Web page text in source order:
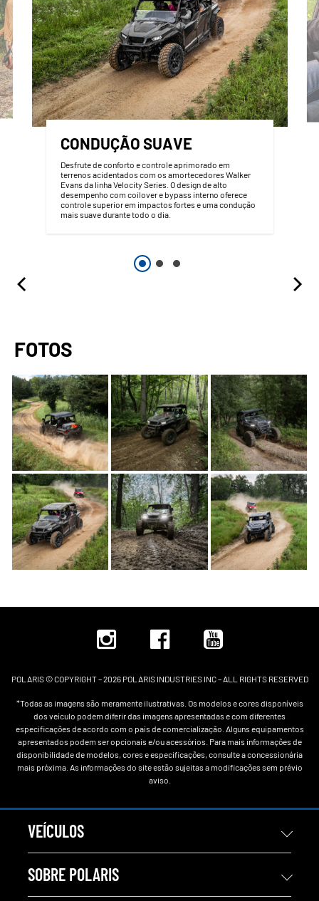
CONDUÇÃO SUAVE
Desfrute de conforto e controle aprimorado em
terrenos acidentados com os amortecedores Walker
Evans da linha Velocity Series. O design de alto
desempenho com coilover e bypass interno oferece
controle superior em impactos fortes e uma condução
mais suave durante todo o dia.
FOTOS
POLARIS © COPYRIGHT – 2026 POLARIS INDUSTRIES INC – ALL RIGHTS RESERVED
*Todas as imagens são meramente ilustrativas. Os modelos e cores disponíveis
dos veículo podem diferir das imagens apresentadas e com diferentes
especificações de acordo com o país de comercialização. Alguns equipamentos
apresentados podem ser opcionais e/ou acessórios. Para mais informações de
disponibilidade de modelos, cores e especificações, consulte a concessionária
mais próxima. As informações do site estão sujeitas a modificações sem prévio
aviso.
VEÍCULOS
SOBRE POLARIS